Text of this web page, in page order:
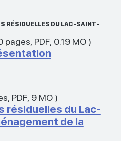
RÉSIDUELLES DU LAC-SAINT-
pages, PDF, 0.19 MO)
, PDF, 9 MO)
résiduelles du Lac-
de la